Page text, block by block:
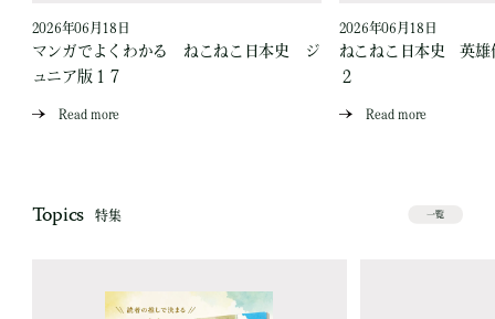
2026年06月18日
マンガでよくわかる ねこねこ日本史 ジ
ュニア版１７
Read more
2026年06月18日
ねこねこ日本史 英
２
Read more
Topics 特集 一覧